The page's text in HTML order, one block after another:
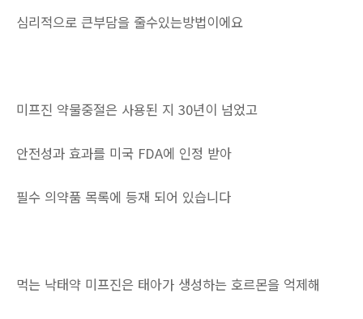
심리적으로 큰부담을 줄수있는방법이에요
미프진 약물중절은 사용된 지 30년이 넘었고
안전성과 효과를 미국 FDA에 인정 받아
필수 의약품 목록에 등재 되어 있습니다
먹는 낙태약 미프진은 태아가 생성하는 호르몬을 억제해